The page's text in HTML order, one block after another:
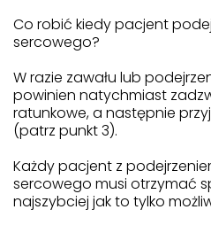
Co robić kiedy pacjent
sercowego?
W razie zawału lub
powinien natychmiast
ratunkowe, a następnie
(patrz punkt 3).
Każdy pacjent z
sercowego musi otrzymać
najszybciej jak to tylko